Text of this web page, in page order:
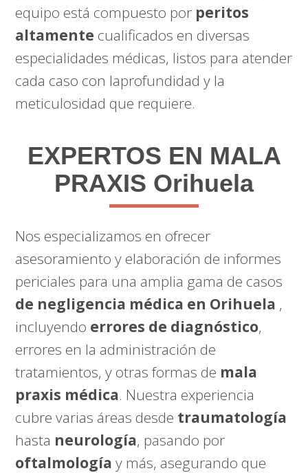
equipo está compuesto por peritos
altamente cualificados en diversas
especialidades médicas, listos para atender
cada caso con laprofundidad y la
meticulosidad que requiere.
EXPERTOS EN MALA
PRAXIS Orihuela
Nos especializamos en ofrecer
asesoramiento y elaboración de informes
periciales para una amplia gama de casos
de negligencia médica en Orihuela ,
incluyendo errores de diagnóstico,
errores en la administración de
tratamientos, y otras formas de mala
praxis médica. Nuestra experiencia
cubre varias áreas desde traumatología
hasta neurología, pasando por
oftalmología y más, asegurando que